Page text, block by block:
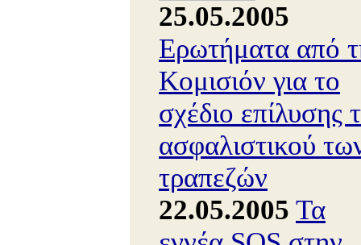
25.05.2005
Ερωτήματα από
Κομισιόν για το
σχέδιο επίλυσης
ασφαλιστικού
τραπεζών
22.05.2005 Τα